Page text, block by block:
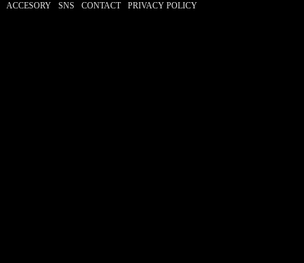
ACCESORY SNS CONTACT PRIVACY POLICY